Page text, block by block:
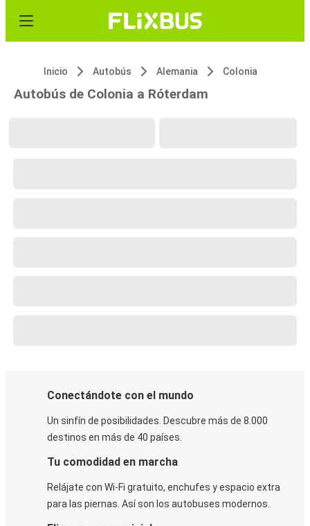
Inicio Autobús Alemania Colonia
Autobús de Colonia a Róterdam
Conectándote con el mundo
Un sinfín de posibilidades. Descubre más de 8.000
destinos en más de 40 países.
Tu comodidad en marcha
Relájate con Wi-Fi gratuito, enchufes y espacio extra
para las piernas. Así son los autobuses modernos.